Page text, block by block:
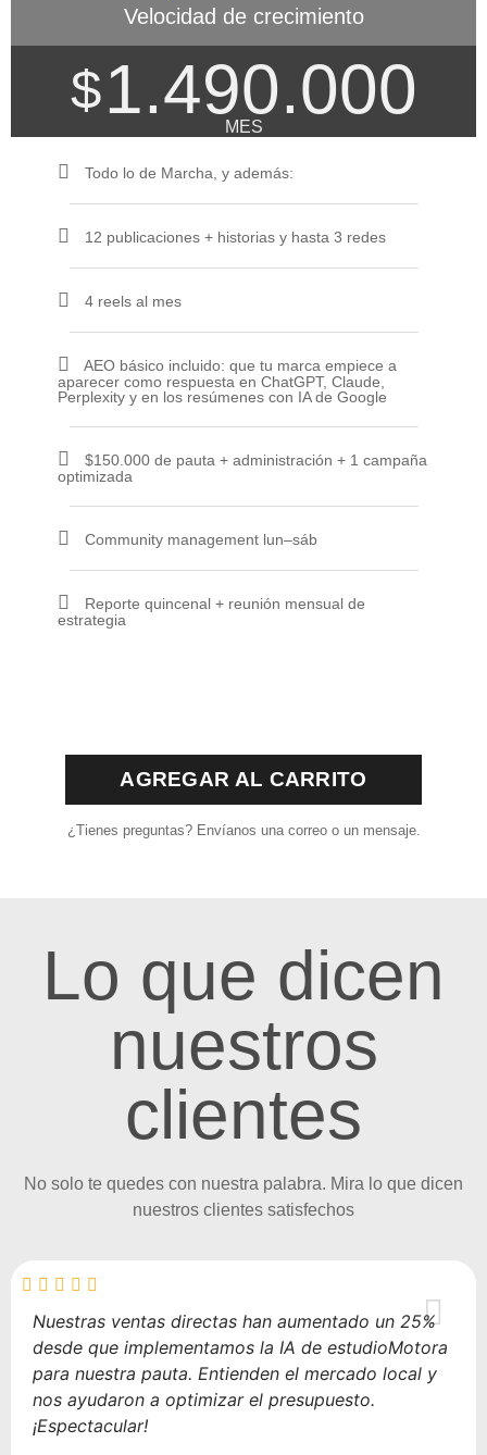
Velocidad de crecimiento
$1.490.000
MES
Todo lo de Marcha, y además:
12 publicaciones + historias y hasta 3 redes
4 reels al mes
AEO básico incluido: que tu marca empiece a
aparecer como respuesta en ChatGPT, Claude,
Perplexity y en los resúmenes con IA de Google
$150.000 de pauta + administración + 1 campaña
optimizada
Community management lun–sáb
Reporte quincenal + reunión mensual de
estrategia
AGREGAR AL CARRITO
¿Tienes preguntas? Envíanos una correo o un mensaje.
Lo que dicen
nuestros
clientes
No solo te quedes con nuestra palabra. Mira lo que dicen
nuestros clientes satisfechos
Nuestras ventas directas han aumentado un 25%
desde que implementamos la IA de estudioMotora
para nuestra pauta. Entienden el mercado local y
nos ayudaron a optimizar el presupuesto.
¡Espectacular!